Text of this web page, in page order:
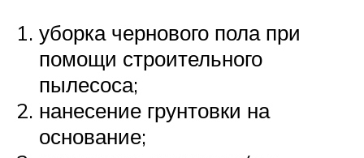
уборка чернового пола при
помощи строительного
пылесоса;
нанесение грунтовки на
основание;